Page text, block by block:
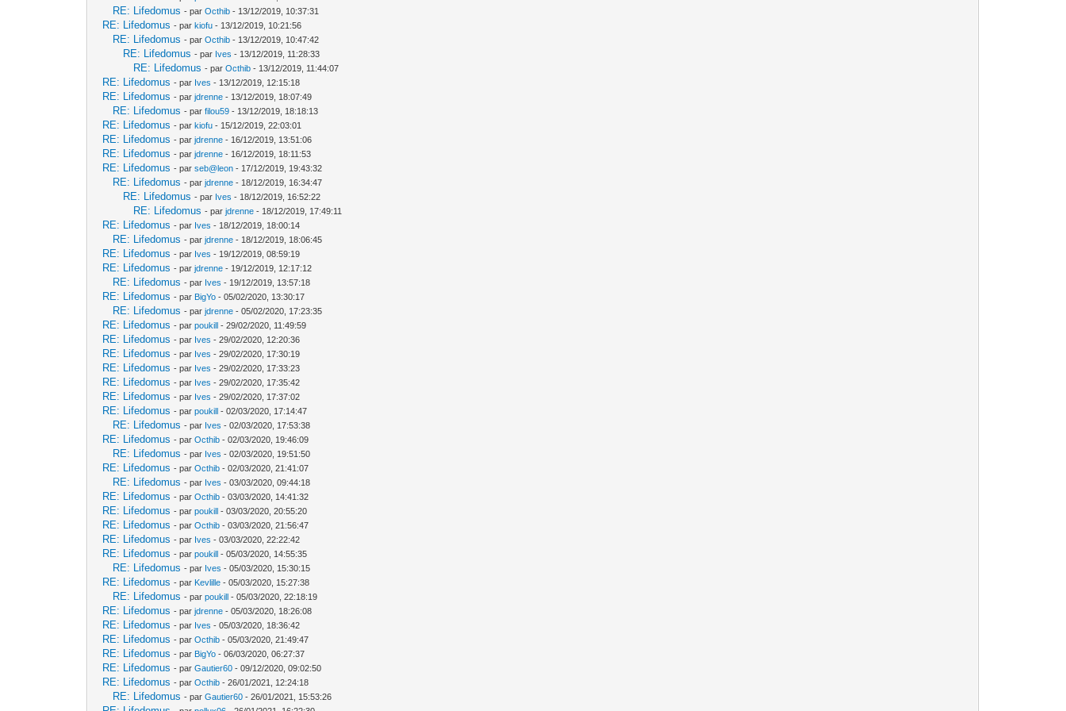
RE: Lifedomus - parOcthib - 13/12/2019, 10:37:31
RE: Lifedomus - parkiofu - 13/12/2019, 10:21:56
RE: Lifedomus - parOcthib - 13/12/2019, 10:47:42
RE: Lifedomus - par Ives - 13/12/2019, 11:28:33
RE: Lifedomus - parOcthib - 13/12/2019, 11:44:07
RE: Lifedomus - par Ives - 13/12/2019, 12:15:18
RE: Lifedomus - parjdrenne - 13/12/2019, 18:07:49
RE: Lifedomus - parfilou59 - 13/12/2019, 18:18:13
RE: Lifedomus - parkiofu - 15/12/2019, 22:03:01
RE: Lifedomus - parjdrenne - 16/12/2019, 13:51:06
RE: Lifedomus - parjdrenne - 16/12/2019, 18:11:53
RE: Lifedomus - parseb@leon - 17/12/2019, 19:43:32
RE: Lifedomus - parjdrenne - 18/12/2019, 16:34:47
RE: Lifedomus - par Ives - 18/12/2019, 16:52:22
RE: Lifedomus - parjdrenne - 18/12/2019, 17:49:11
RE: Lifedomus - par Ives - 18/12/2019, 18:00:14
RE: Lifedomus - parjdrenne - 18/12/2019, 18:06:45
RE: Lifedomus - par Ives - 19/12/2019, 08:59:19
RE: Lifedomus - parjdrenne - 19/12/2019, 12:17:12
RE: Lifedomus - par Ives - 19/12/2019, 13:57:18
RE: Lifedomus - par BigYo - 05/02/2020, 13:30:17
RE: Lifedomus - parjdrenne - 05/02/2020, 17:23:35
RE: Lifedomus - parpoukill - 29/02/2020, 11:49:59
RE: Lifedomus - par Ives - 29/02/2020, 12:20:36
RE: Lifedomus - par Ives - 29/02/2020, 17:30:19
RE: Lifedomus - par Ives - 29/02/2020, 17:33:23
RE: Lifedomus - par Ives - 29/02/2020, 17:35:42
RE: Lifedomus - par Ives - 29/02/2020, 17:37:02
RE: Lifedomus - parpoukill - 02/03/2020, 17:14:47
RE: Lifedomus - par Ives - 02/03/2020, 17:53:38
RE: Lifedomus - parOcthib - 02/03/2020, 19:46:09
RE: Lifedomus - par Ives - 02/03/2020, 19:51:50
RE: Lifedomus - parOcthib - 02/03/2020, 21:41:07
RE: Lifedomus - par Ives - 03/03/2020, 09:44:18
RE: Lifedomus - parOcthib - 03/03/2020, 14:41:32
RE: Lifedomus - parpoukill - 03/03/2020, 20:55:20
RE: Lifedomus - parOcthib - 03/03/2020, 21:56:47
RE: Lifedomus - par Ives - 03/03/2020, 22:22:42
RE: Lifedomus - parpoukill - 05/03/2020, 14:55:35
RE: Lifedomus - par Ives - 05/03/2020, 15:30:15
RE: Lifedomus - par Kevlille - 05/03/2020, 15:27:38
RE: Lifedomus - parpoukill - 05/03/2020, 22:18:19
RE: Lifedomus - parjdrenne - 05/03/2020, 18:26:08
RE: Lifedomus - par Ives - 05/03/2020, 18:36:42
RE: Lifedomus - parOcthib - 05/03/2020, 21:49:47
RE: Lifedomus - par BigYo - 06/03/2020, 06:27:37
RE: Lifedomus - parGautier60 - 09/12/2020, 09:02:50
RE: Lifedomus - parOcthib - 26/01/2021, 12:24:18
RE: Lifedomus - parGautier60 - 26/01/2021, 15:53:26